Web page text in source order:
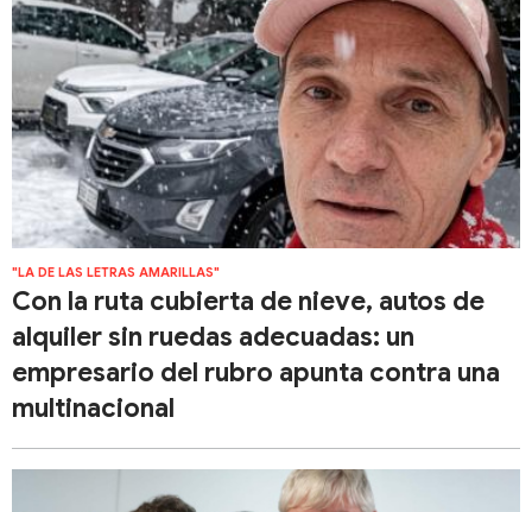
"LA DE LAS LETRAS AMARILLAS"
Con la ruta cubierta de nieve, autos de
alquiler sin ruedas adecuadas: un
empresario del rubro apunta contra una
multinacional